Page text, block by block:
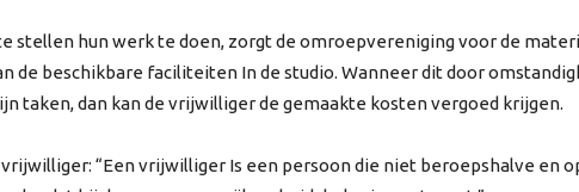
stellen hun werk te doen, zorgt de omroepvereniging voor de
de beschikbare faciliteiten In de studio. Wanneer dit door
taken, dan kan de vrijwilliger de gemaakte kosten vergoed krijgen.
“Een vrijwilliger Is een persoon die niet beroepshalve en